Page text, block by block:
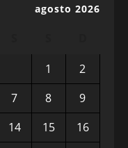
agosto 2026
1
2
7 8
9
14 15
16